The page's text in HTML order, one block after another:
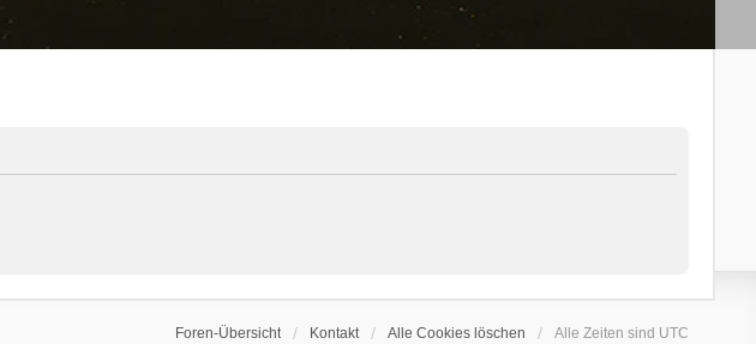
Foren-Übersicht Kontakt Alle Cookies löschen Alle Zeiten sind UTC